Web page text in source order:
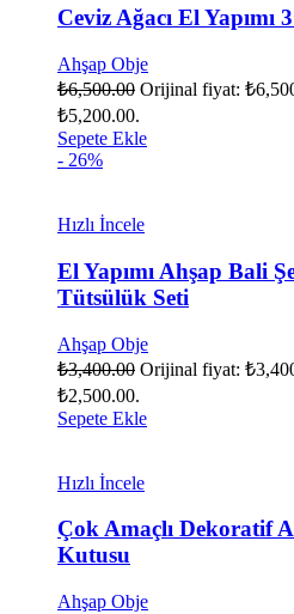
Ceviz Ağacı El Yapımı
Ahşap Obje
₺6,500.00 Orijinal fiyat:
₺5,200.00.
Sepete Ekle
- 26%
Hızlı İncele
El Yapımı Ahşap Bali
Tütsülük Seti
Ahşap Obje
₺3,400.00 Orijinal fiyat:
₺2,500.00.
Sepete Ekle
Hızlı İncele
Çok Amaçlı Dekoratif
Kutusu
Ahşap Obje